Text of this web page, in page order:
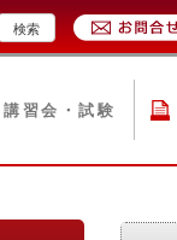
検索
講習会・試験